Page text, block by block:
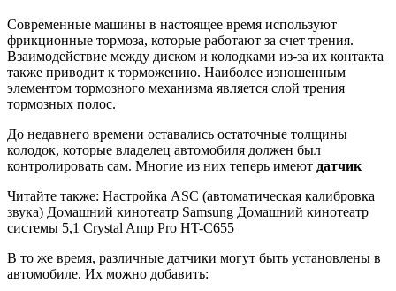
Современные машины в настоящее время используют
фрикционные тормоза, которые работают за счет трения.
Взаимодействие между диском и колодками из-за их контакта
также приводит к торможению. Наиболее изношенным
элементом тормозного механизма является слой трения
тормозных полос.
До недавнего времени оставались остаточные толщины
колодок, которые владелец автомобиля должен был
контролировать сам. Многие из них теперь имеют датчик
Читайте также: Настройка ASC (автоматическая калибровка
звука) Домашний кинотеатр Samsung Домашний кинотеатр
системы 5,1 Crystal Amp Pro HT-C655
В то же время, различные датчики могут быть установлены в
автомобиле. Их можно добавить: